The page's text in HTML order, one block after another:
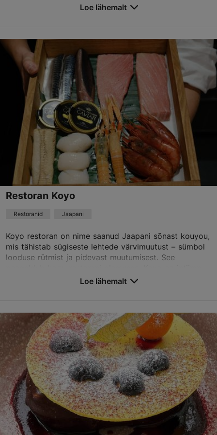
Loe rohkem arvustusi TripAdvisorist
Vene tn 7, Tallinn
Vanalinn
01.01–31.12
E – L 12:00–23:00
Loe lähemalt
Restoranid, Moodne Euroopa köök
Loe lähemalt
info@radorestoran.ee
+372 58588995
Best Restaurants
TripAdvisor Traveler hinnang
põhineb146 hinnangul
Loe lähemalt
Restoran Koyo
Restoranid Jaapani
Koyo restoran on nime saanud Jaapani sõnast kouyou,
mis tähistab sügiseste lehtede värvimuutust – sümbol
looduse rütmist ja pidevast muutumisest. See
Rataskaevu tn 7, Tallinn
Vanalinn
01.01–31.12
T – L 18:00–22:30
Loe lähemalt
Restoranid, Jaapani
koyo@theburmanhotel.com
+372 618 8830
Loe lähemalt